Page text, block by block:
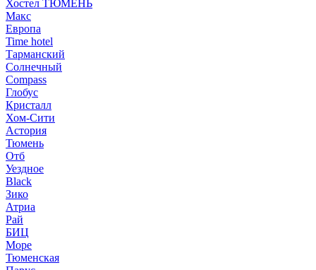
Хостел ТЮМЕНЬ
Макс
Европа
Time hotel
Тарманский
Солнечный
Compass
Глобус
Кристалл
Хом-Сити
Астория
Тюмень
Отб
Уездное
Black
Зико
Атриа
Рай
БИЦ
Море
Тюменская